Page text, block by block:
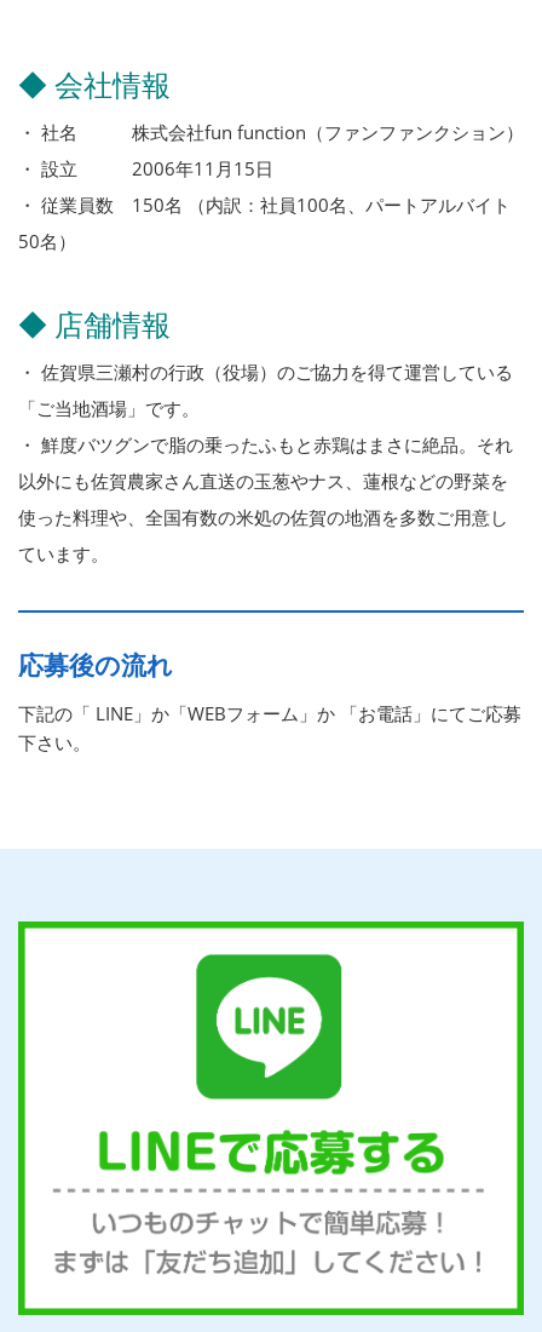
◆ 会社情報
・ 社名 株式会社fun function（ファンファンクション）
・ 設立 2006年11月15日
・ 従業員数 150名 （内訳：社員100名、パートアルバイト
50名）
◆ 店舗情報
・ 佐賀県三瀬村の行政（役場）のご協力を得て運営している
「ご当地酒場」です。
・ 鮮度バツグンで脂の乗ったふもと赤鶏はまさに絶品。それ
以外にも佐賀農家さん直送の玉葱やナス、蓮根などの野菜を
使った料理や、全国有数の米処の佐賀の地酒を多数ご用意し
ています。
応募後の流れ
下記の「 LINE」か「WEBフォーム」か 「お電話」にてご応募
下さい。